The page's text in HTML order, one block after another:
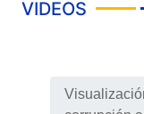
VIDEOS